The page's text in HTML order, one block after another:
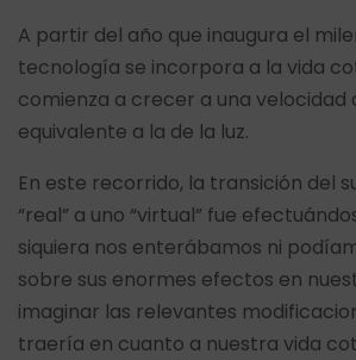
A partir del año que inaugura el
tecnología se incorpora a la vida
comienza a crecer a una velocidad
equivalente a la de la luz.
En este recorrido, la transición del
“real” a uno “virtual” fue
siquiera nos enterábamos ni
sobre sus enormes efectos en
imaginar las relevantes
traería en cuanto a nuestra vida